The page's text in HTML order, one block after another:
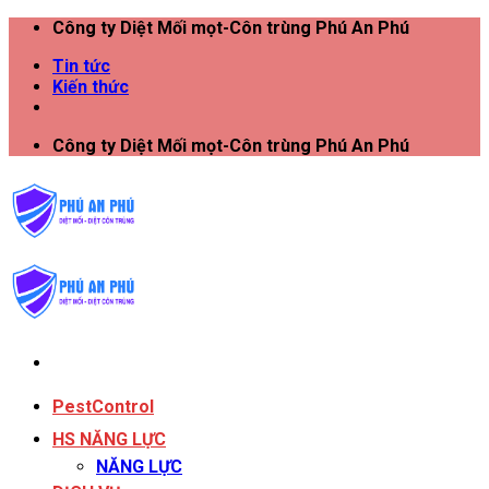
Công ty Diệt Mối mọt-Côn trùng Phú An Phú
Tin tức
Kiến thức
Công ty Diệt Mối mọt-Côn trùng Phú An Phú
PestControl
HS NĂNG LỰC
NĂNG LỰC